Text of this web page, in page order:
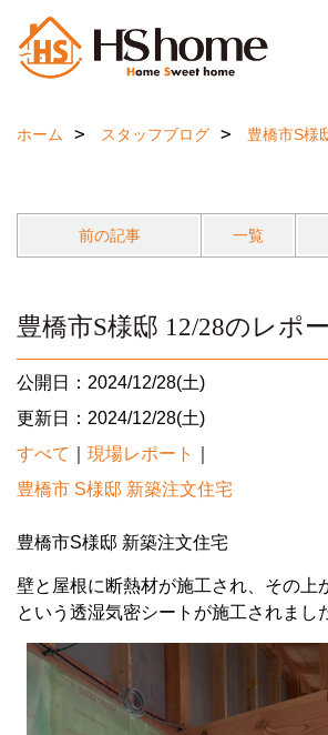
ホーム スタッフブログ 豊橋市S様
前の記事 一覧
豊橋市S様邸 12/28のレポ
公開日：2024/12/28(土)
更新日：2024/12/28(土)
すべて
現場レポート
豊橋市 S様邸 新築注文住宅
豊橋市S様邸 新築注文住宅
壁と屋根に断熱材が施工され、その上
という透湿気密シートが施工されまし